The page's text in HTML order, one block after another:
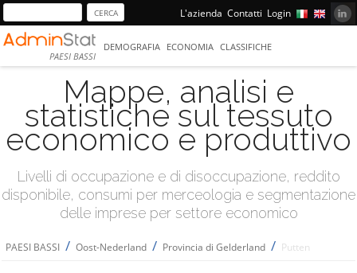
L'azienda Contatti Login
PAESI BASSI
DEMOGRAFIA ECONOMIA CLASSIFICHE
Mappe, analisi e
statistiche sul tessuto
economico e produttivo
Livelli di occupazione e di disoccupazione, reddito
disponibile, consumi per merceologia e segmentazione
delle imprese per settore economico
PAESI BASSI / Oost-Nederland / Provincia di Gelderland / Putten